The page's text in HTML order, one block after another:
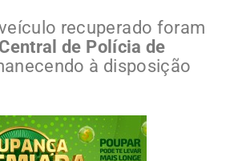
recuperado foram
Central de Polícia de
à disposição